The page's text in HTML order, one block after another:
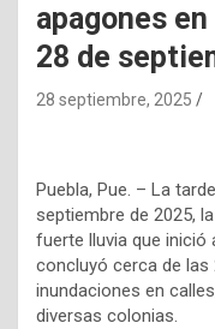
apagones
28 de
28 septiembre, 2025
Puebla, Pue. – La
septiembre de 2025,
fuerte lluvia que inició
concluyó cerca de las
inundaciones en
diversas colonias.